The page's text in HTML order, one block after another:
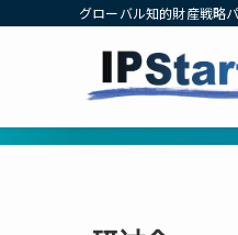
グローバル知的財産戦略